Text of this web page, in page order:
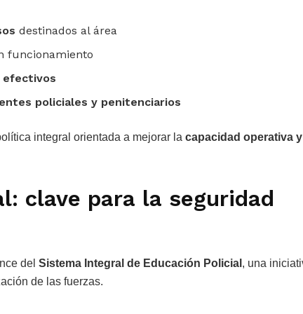
destinados al área
funcionamiento
efectivos
policiales y penitenciarios
integral orientada a mejorar la capacidad operativa y
clave para la seguridad
del Sistema Integral de Educación Policial , una
de las fuerzas.